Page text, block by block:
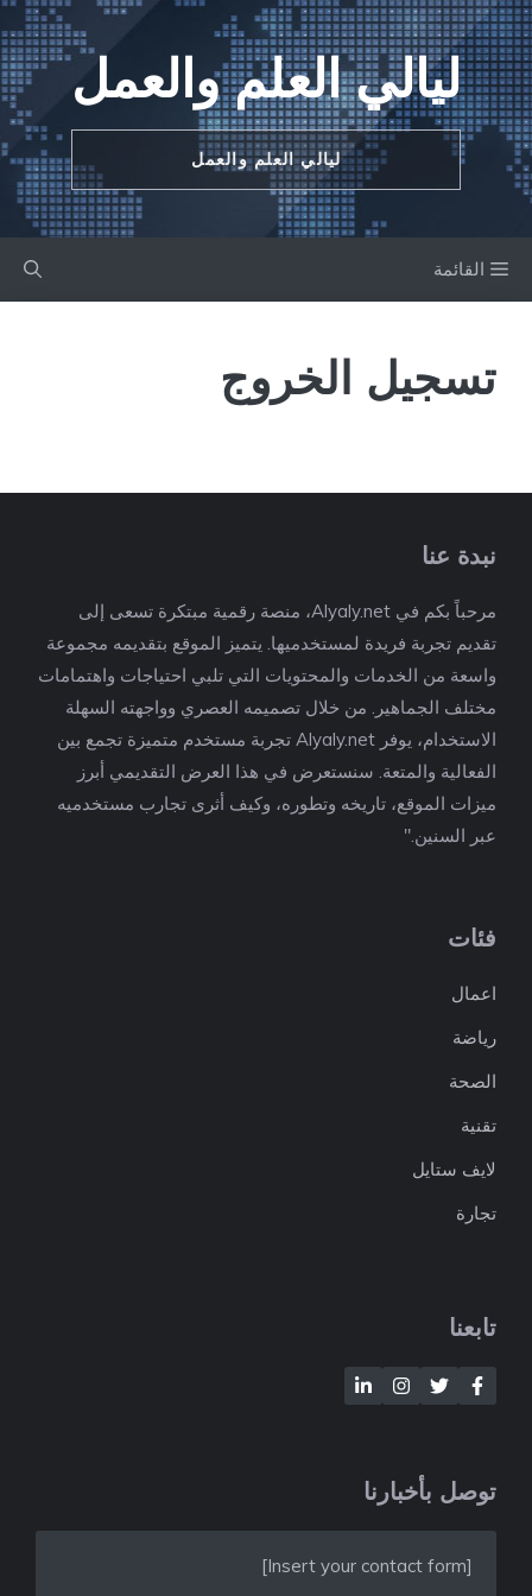
انتقل
إلى
المحتوى ليالي العلم والعمل
ليالي العلم والعمل
القائمة
تسجيل الخروج
نبدة عنا
مرحباً بكم في Alyaly.net، منصة رقمية مبتكرة تسعى إلى
تقديم تجربة فريدة لمستخدميها. يتميز الموقع بتقديمه مجموعة
واسعة من الخدمات والمحتويات التي تلبي احتياجات واهتمامات
مختلف الجماهير. من خلال تصميمه العصري وواجهته السهلة
الاستخدام، يوفر Alyaly.net تجربة مستخدم متميزة تجمع بين
الفعالية والمتعة. سنستعرض في هذا العرض التقديمي أبرز
ميزات الموقع، تاريخه وتطوره، وكيف أثرى تجارب مستخدميه
عبر السنين."
فئات
اعمال
رياضة
الصحة
تقنية
لايف ستايل
تجارة
تابعنا
توصل بأخبارنا
[Insert your contact form]